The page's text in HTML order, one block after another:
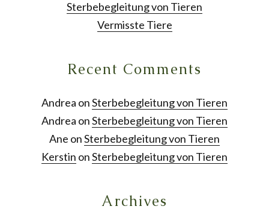
Sterbebegleitung von Tieren
Vermisste Tiere
Recent Comments
Andrea onSterbebegleitung von Tieren
Andrea onSterbebegleitung von Tieren
Ane onSterbebegleitung von Tieren
Kerstin onSterbebegleitung von Tieren
Archives